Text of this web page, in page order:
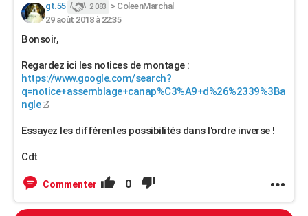
gt.55 2 083 > ColeenMarchal
29 août 2018 à 22:35
Bonsoir,
Regardez ici les notices de montage :
https://www.google.com/search?
q=notice+assemblage+canap%C3%A9+d%26%2339%3Ba
ngle
Essayez les différentes possibilités dans l'ordre inverse !
Cdt
Commenter 0